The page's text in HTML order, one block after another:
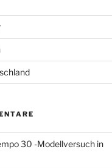
30 -Modellversuch in